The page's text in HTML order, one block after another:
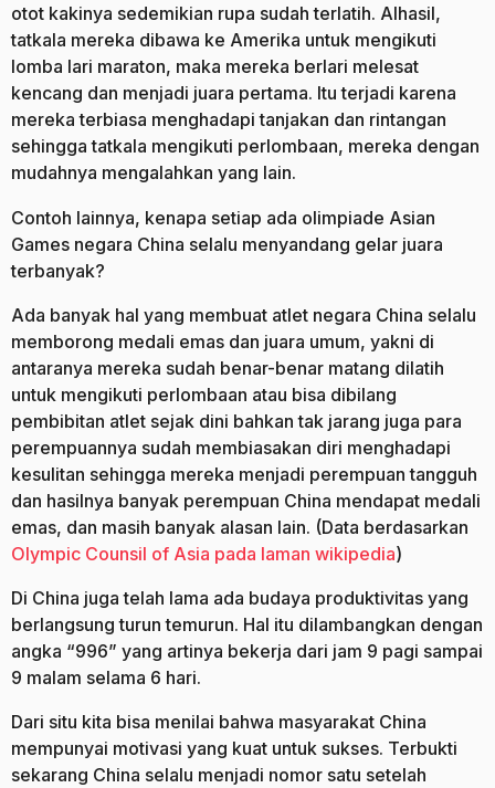
otot kakinya sedemikian rupa sudah terlatih. Alhasil,
tatkala mereka dibawa ke Amerika untuk mengikuti
lomba lari maraton, maka mereka berlari melesat
kencang dan menjadi juara pertama. Itu terjadi karena
mereka terbiasa menghadapi tanjakan dan rintangan
sehingga tatkala mengikuti perlombaan, mereka dengan
mudahnya mengalahkan yang lain.
Contoh lainnya, kenapa setiap ada olimpiade Asian
Games negara China selalu menyandang gelar juara
terbanyak?
Ada banyak hal yang membuat atlet negara China selalu
memborong medali emas dan juara umum, yakni di
antaranya mereka sudah benar-benar matang dilatih
untuk mengikuti perlombaan atau bisa dibilang
pembibitan atlet sejak dini bahkan tak jarang juga para
perempuannya sudah membiasakan diri menghadapi
kesulitan sehingga mereka menjadi perempuan tangguh
dan hasilnya banyak perempuan China mendapat medali
emas, dan masih banyak alasan lain. (Data berdasarkan
Olympic Counsil of Asia pada laman wikipedia)
Di China juga telah lama ada budaya produktivitas yang
berlangsung turun temurun. Hal itu dilambangkan dengan
angka “996” yang artinya bekerja dari jam 9 pagi sampai
9 malam selama 6 hari.
Dari situ kita bisa menilai bahwa masyarakat China
mempunyai motivasi yang kuat untuk sukses. Terbukti
sekarang China selalu menjadi nomor satu setelah